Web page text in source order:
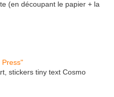
(en découpant le papier + la
Press"
stickers tiny text Cosmo